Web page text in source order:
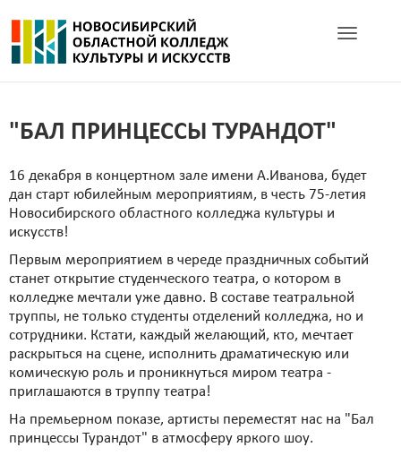
Toggle
"БАЛ ПРИНЦЕССЫ ТУРАНДОТ"
16 декабря в концертном зале имени А.Иванова, будет
дан старт юбилейным мероприятиям, в честь 75-летия
Новосибирского областного колледжа культуры и
искусств!
Первым мероприятием в череде праздничных событий
станет открытие студенческого театра, о котором в
колледже мечтали уже давно. В составе театральной
труппы, не только студенты отделений колледжа, но и
сотрудники. Кстати, каждый желающий, кто, мечтает
раскрыться на сцене, исполнить драматическую или
комическую роль и проникнуться миром театра -
приглашаются в труппу театра!
На премьерном показе, артисты переместят нас на "Бал
принцессы Турандот" в атмосферу яркого шоу.